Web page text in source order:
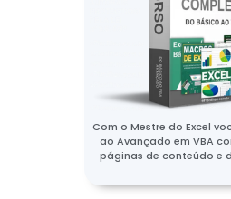
Com o Mestre do Excel
ao Avançado em VBA
páginas de conteúdo e